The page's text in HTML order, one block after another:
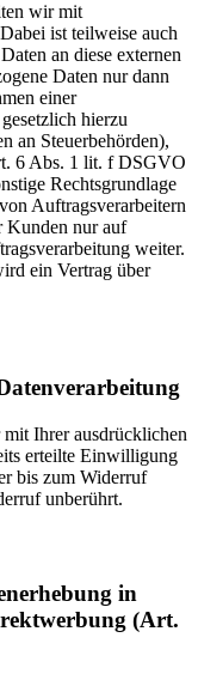
wir mit
ist teilweise auch
an diese externen
Daten nur dann
einer
hierzu
an Steuerbehörden),
6 Abs. 1 lit. f DSGVO
Rechtsgrundlage
Auftragsverarbeitern
Kunden nur auf
weiter.
ein Vertrag über
Ihrer ausdrücklichen
erteilte Einwilligung
bis zum Widerruf
unberührt.
in
(Art.